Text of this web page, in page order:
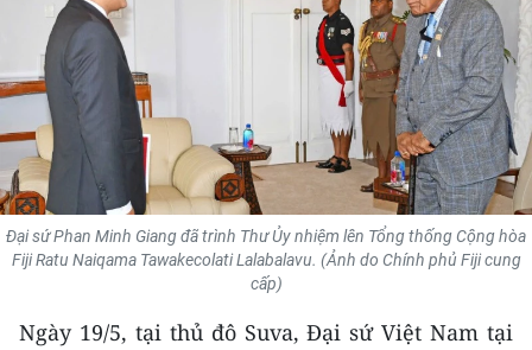
GIÁO DỤC
Y TẾ
KHOA HỌC - CÔNG NGHỆ
MÔI TRƯỜNG
BẠN ĐỌC
KIỂM CHỨNG THÔNG TIN
Đại sứ Phan Minh Giang đã trình Thư Ủy nhiệm lên Tổng thống Cộng hòa
Fiji Ratu Naiqama Tawakecolati Lalabalavu. (Ảnh do Chính phủ Fiji cung
cấp)
Ngày 19/5, tại thủ đô Suva, Đại sứ Việt Nam tại